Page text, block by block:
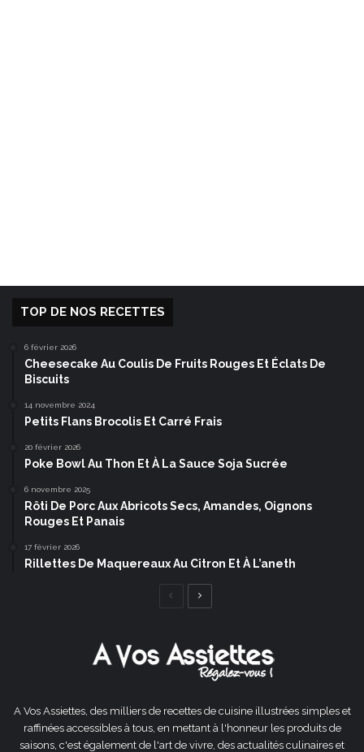
TOP DE NOS RECETTES
6 février 2026
Cheesecake Au Coulis De Fruits Rouges Et Éclats De
Biscuits
14 novembre 2024
Petits Flans Brocolis Et Carré Frais
20 février 2026
Poke Bowl Au Thon Et À La Sauce Soja Sucrée
6 novembre 2025
Rôti De Porc Aux Abricots Secs, Amandes, Oignons
Rouges Et Panais
17 février 2026
Rillettes De Maquereaux Au Citron Et À L’aneth
Page
A Vos Assiettes, des milliers de recettes de cuisine illustrées simples et
raffinées accessibles à tous, en mettant à l'honneur les produits de
saisons, c'est également de l'art de vivre, des actualités culinaires et